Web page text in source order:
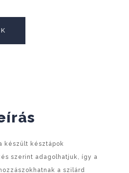
készült késztápok
szerint adagolhatjuk, így a
a szilárd